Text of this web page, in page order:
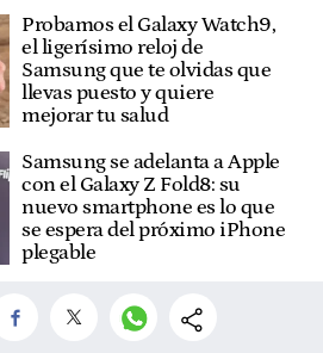
Probamos el Galaxy Watch9,
el ligerísimo reloj de
Samsung que te olvidas que
llevas puesto y quiere
mejorar tu salud
Samsung se adelanta a Apple
con el Galaxy Z Fold8: su
nuevo smartphone es lo que
se espera del próximo iPhone
plegable